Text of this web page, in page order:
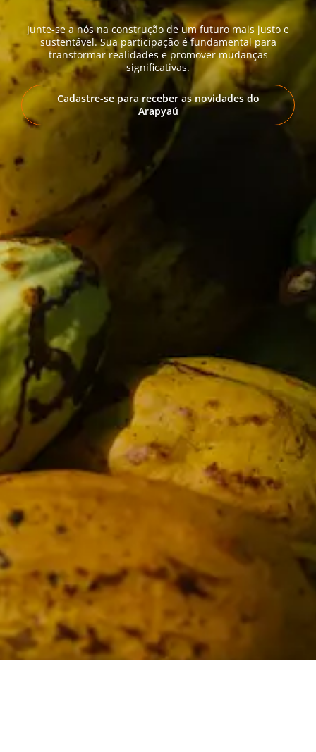
Junte-se a nós na construção de um futuro mais justo e
sustentável. Sua participação é fundamental para
transformar realidades e promover mudanças
significativas.
Cadastre-se para receber as novidades do
Arapyaú